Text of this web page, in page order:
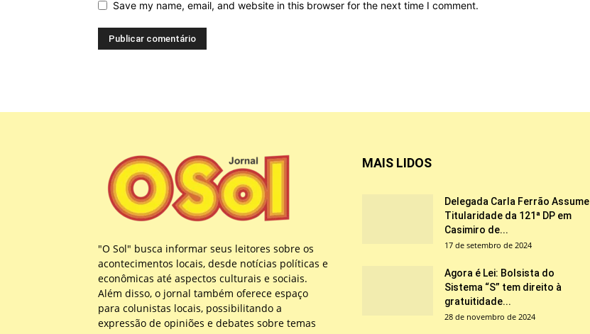
Save my name, email, and website in this browser for the next time I comment.
"O Sol" busca informar seus leitores sobre os
acontecimentos locais, desde notícias políticas e
econômicas até aspectos culturais e sociais.
Além disso, o jornal também oferece espaço
para colunistas locais, possibilitando a
expressão de opiniões e debates sobre temas
MAIS LIDOS
Delegada Carla Ferrão Assume
Titularidade da 121ª DP em
Casimiro de...
17 de setembro de 2024
Agora é Lei: Bolsista do
Sistema “S” tem direito à
gratuitidade...
28 de novembro de 2024